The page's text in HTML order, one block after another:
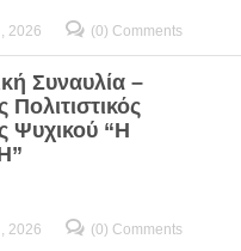
2026 (0) Comments
Συναυλία –
Πολιτιστικός
Ψυχικού “Η
2026 (0) Comments